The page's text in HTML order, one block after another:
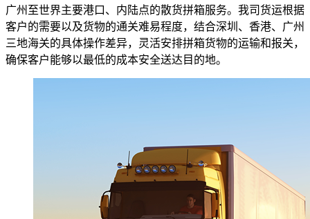
广州至世界主要港口、内陆点的散货拼箱服务。我司货运根据
客户的需要以及货物的通关难易程度，结合深圳、香港、广州
三地海关的具体操作差异，灵活安排拼箱货物的运输和报关，
确保客户能够以最低的成本安全送达目的地。